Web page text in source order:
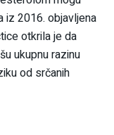
iz 2016. objavljena
otkrila je da
ukupnu razinu
od srčanih